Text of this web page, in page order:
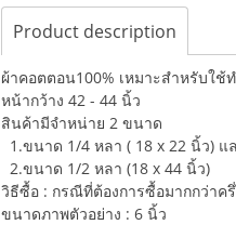
Product description
ผ้าคอตตอน100% เหมาะสำหรับใช้
หน้ากว้าง 42 - 44 นิ้ว
สินค้ามีจำหน่าย 2 ขนาด
1.ขนาด 1/4 หลา ( 18 x 22 นิ้ว) แ
2.ขนาด 1/2 หลา (18 x 44 นิ้ว)
วิธีซื้อ : กรณีที่ต้องการซื้อมากกว่าค
ขนาดภาพตัวอย่าง : 6 นิ้ว